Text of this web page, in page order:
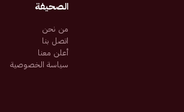
الصحيفة
من نحن
اتصل بنا
أعلن معنا
سياسة الخصوصية